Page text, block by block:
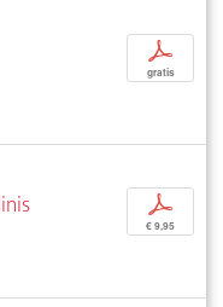
p
gratis
p
€ 9,95